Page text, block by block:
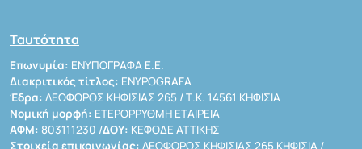
Ταυτότητα
Επωνυμία: ΕΝΥΠΟΓΡΑΦΑ Ε.Ε.
Διακριτικός τίτλος: ENYPOGRAFA
Έδρα: ΛΕΩΦΟΡΟΣ ΚΗΦΙΣΙΑΣ 265 / Τ.Κ. 14561 ΚΗΦΙΣΙΑ
Νομική μορφή: ΕΤΕΡΟΡΡΥΘΜΗ ΕΤΑΙΡΕΙΑ
ΑΦΜ: 803111230 /ΔΟΥ: ΚΕΦΟΔΕ ΑΤΤΙΚΗΣ
Στοιχεία επικοινωνίας: ΛΕΩΦΟΡΟΣ ΚΗΦΙΣΙΑΣ 265 ΚΗΦΙΣΙΑ /